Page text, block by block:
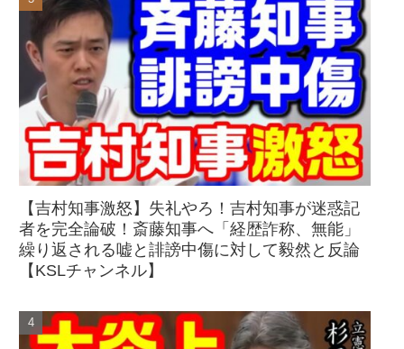
【吉村知事激怒】失礼やろ！吉村知事が迷惑記
者を完全論破！斎藤知事へ「経歴詐称、無能」
繰り返される嘘と誹謗中傷に対して毅然と反論
【KSLチャンネル】